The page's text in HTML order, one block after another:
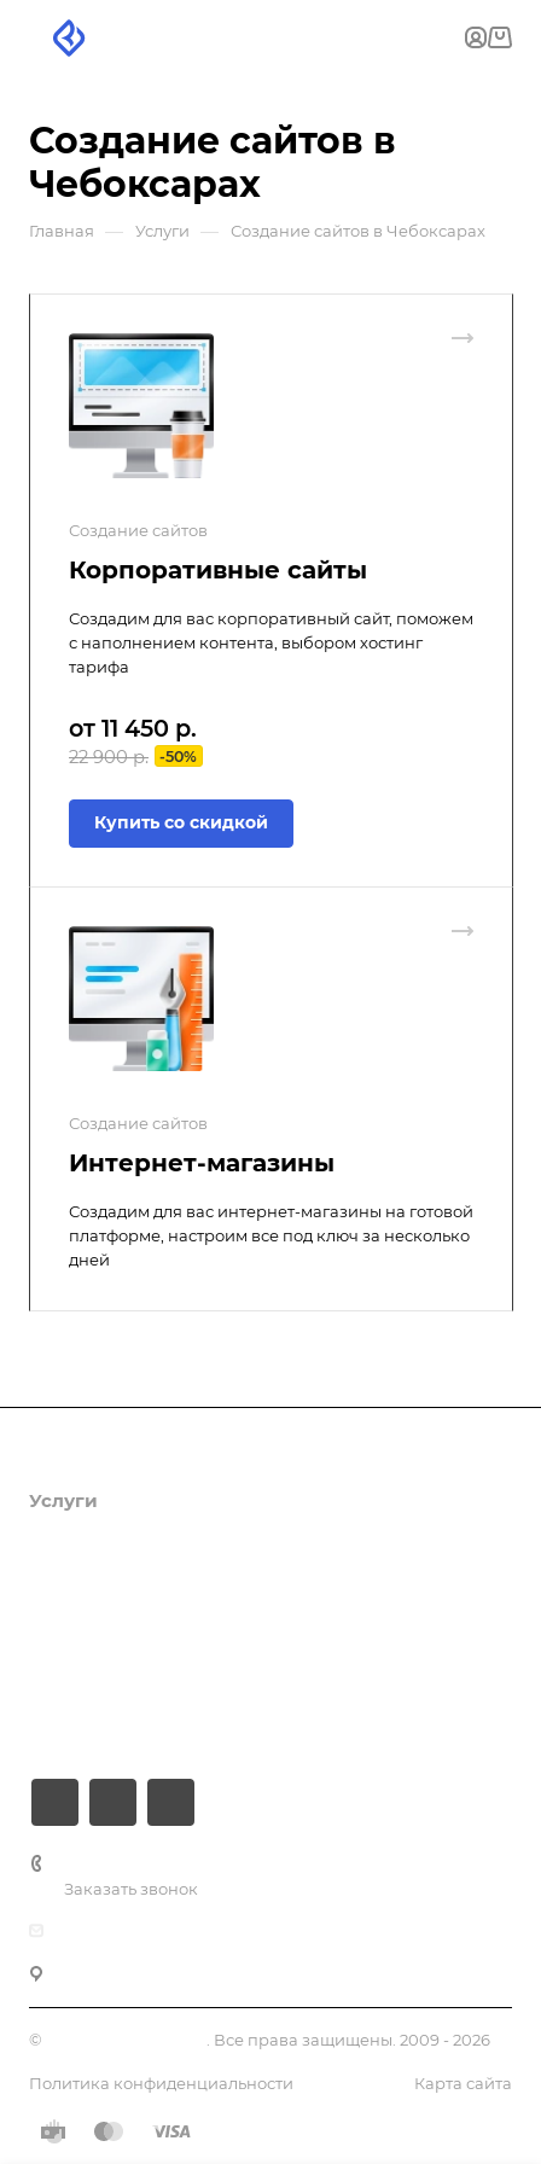
Создание сайтов в
Чебоксарах
Главная — Услуги — Создание сайтов в Чебоксарах
Создание сайтов
Корпоративные сайты
Создадим для вас корпоративный сайт, поможем
с наполнением контента, выбором хостинг
тарифа
от 11 450 р.
22 900 р. -50%
Купить со скидкой
Создание сайтов
Интернет-магазины
Создадим для вас интернет-магазины на готовой
платформе, настроим все под ключ за несколько
дней
Услуги
Заказать звонок
© . Все права защищены. 2009 - 2026
Политика конфиденциальности Карта сайта